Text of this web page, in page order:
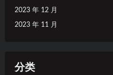
2023 年 12 月
2023 年 11 月
分类